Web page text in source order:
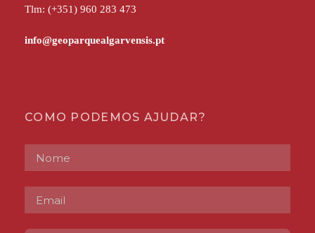
Tlm: (+351) 960 283 473
COMO PODEMOS AJUDAR?